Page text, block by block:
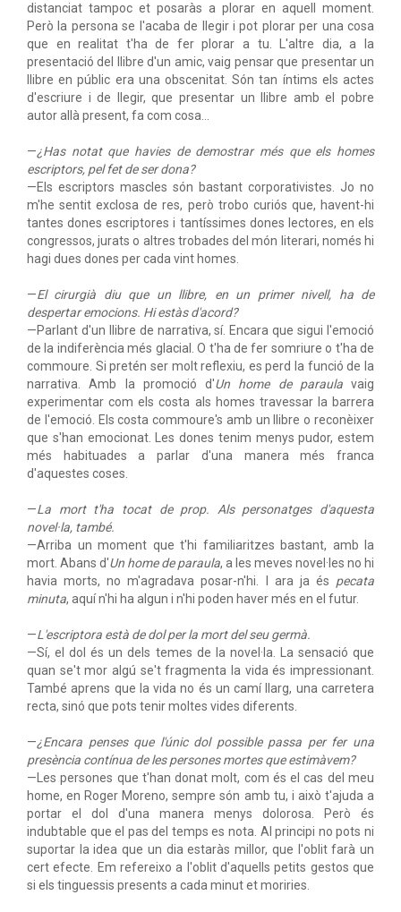
distanciat tampoc et posaràs a plorar en aquell moment.
Però la persona se l'acaba de llegir i pot plorar per una cosa
que en realitat t'ha de fer plorar a tu. L'altre dia, a la
presentació del llibre d'un amic, vaig pensar que presentar un
llibre en públic era una obscenitat. Són tan íntims els actes
d'escriure i de llegir, que presentar un llibre amb el pobre
autor allà present, fa com cosa...
—¿Has notat que havies de demostrar més que els homes
escriptors, pel fet de ser dona?
—Els escriptors mascles són bastant corporativistes. Jo no
m'he sentit exclosa de res, però trobo curiós que, havent-hi
tantes dones escriptores i tantíssimes dones lectores, en els
congressos, jurats o altres trobades del món literari, només hi
hagi dues dones per cada vint homes.
—El cirurgià diu que un llibre, en un primer nivell, ha de
despertar emocions. Hi estàs d'acord?
—Parlant d'un llibre de narrativa, sí. Encara que sigui l'emoció
de la indiferència més glacial. O t'ha de fer somriure o t'ha de
commoure. Si pretén ser molt reflexiu, es perd la funció de la
narrativa. Amb la promoció d'Un home de paraulavaig
experimentar com els costa als homes travessar la barrera
de l'emoció. Els costa commoure's amb un llibre o reconèixer
que s'han emocionat. Les dones tenim menys pudor, estem
més habituades a parlar d'una manera més franca
d'aquestes coses.
—La mort t'ha tocat de prop. Als personatges d'aquesta
novel·la, també.
—Arriba un moment que t'hi familiaritzes bastant, amb la
mort. Abans d'Un home de paraula, a les meves novel·les no hi
havia morts, no m'agradava posar-n'hi. I ara ja és pecata
minuta, aquí n'hi ha algun i n'hi poden haver més en el futur.
—L'escriptora està de dol per la mort del seu germà.
—Sí, el dol és un dels temes de la novel·la. La sensació que
quan se't mor algú se't fragmenta la vida és impressionant.
També aprens que la vida no és un camí llarg, una carretera
recta, sinó que pots tenir moltes vides diferents.
—¿Encara penses que l'únic dol possible passa per fer una
presència contínua de les persones mortes que estimàvem?
—Les persones que t'han donat molt, com és el cas del meu
home, en Roger Moreno, sempre són amb tu, i això t'ajuda a
portar el dol d'una manera menys dolorosa. Però és
indubtable que el pas del temps es nota. Al principi no pots ni
suportar la idea que un dia estaràs millor, que l'oblit farà un
cert efecte. Em refereixo a l'oblit d'aquells petits gestos que
si els tinguessis presents a cada minut et moriries.